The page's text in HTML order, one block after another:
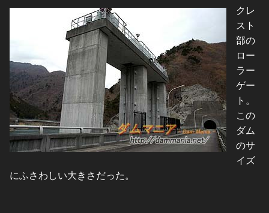
クレ
スト
部の
ロー
ラー
ゲー
ト。
この
ダム
のサ
イズ
にふさわしい大きさだった。